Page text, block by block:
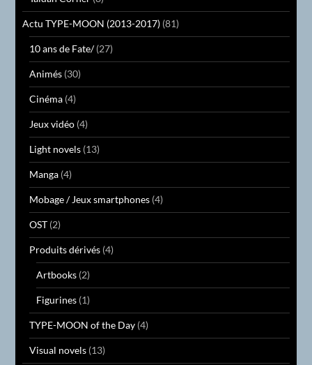
Actu TYPE-MOON (2013-2017) (81)
10 ans de Fate/(27)
Animés (30)
Cinéma (4)
Jeux vidéo (4)
Light novels (13)
Manga (4)
Mobage / Jeux smartphones (4)
OST (2)
Produits dérivés (4)
Artbooks (2)
Figurines (1)
TYPE-MOON of the Day (4)
Visual novels (13)